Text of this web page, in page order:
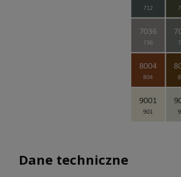
Dane techniczne